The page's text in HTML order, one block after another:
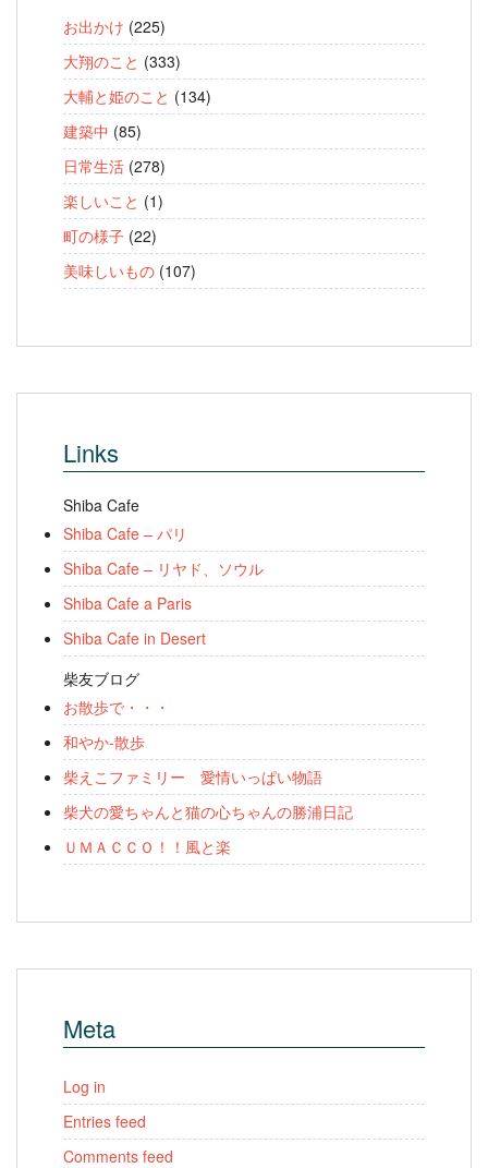
お出かけ (225)
大翔のこと (333)
大輔と姫のこと (134)
建築中 (85)
日常生活 (278)
楽しいこと (1)
町の様子 (22)
美味しいもの (107)
Links
Shiba Cafe
Shiba Cafe – パリ
Shiba Cafe – リヤド、ソウル
Shiba Cafe a Paris
Shiba Cafe in Desert
柴友ブログ
お散歩で・・・
和やか-散歩
柴えこファミリー 愛情いっぱい物語
柴犬の愛ちゃんと猫の心ちゃんの勝浦日記
ＵＭＡＣＣＯ！！風と楽
Meta
Log in
Entries feed
Comments feed